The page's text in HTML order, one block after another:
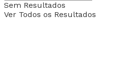
Sem Resultados
Ver Todos os Resultados